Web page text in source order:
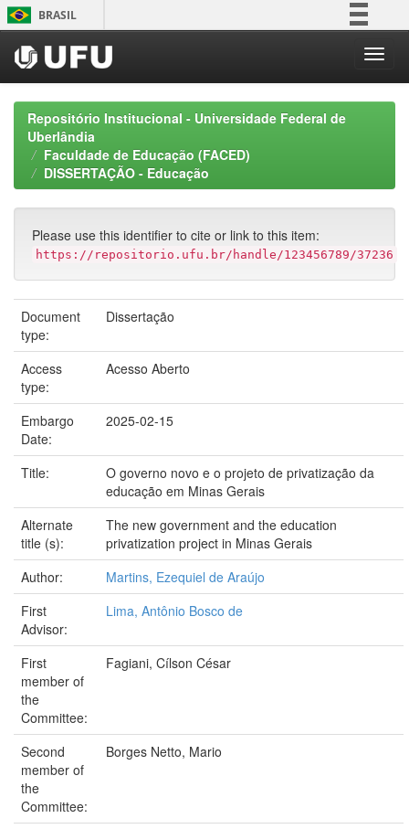
Skip
navigation
BRASIL
Participe
Acesso à informação
Repositório Institucional - Universidade Federal de
Uberlândia
Faculdade de Educação (FACED)
DISSERTAÇÃO - Educação
Please use this identifier to cite or link to this item:
https://repositorio.ufu.br/handle/123456789/37236
Document
type:
Dissertação
Access
type:
Acesso Aberto
Embargo
Date:
2025-02-15
Title:
O governo novo e o projeto de privatização da
educação em Minas Gerais
Alternate
title (s):
The new government and the education
privatization project in Minas Gerais
Author:
Martins, Ezequiel de Araújo
First
Advisor:
Lima, Antônio Bosco de
First
member of
the
Committee:
Fagiani, Cílson César
Second
member of
the
Committee:
Borges Netto, Mario